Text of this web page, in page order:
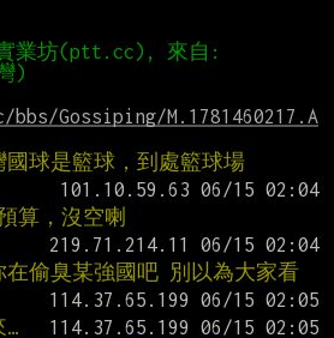
業坊(ptt.cc), 來自:
Gossiping/M.1781460217.A
球是籃球，到處籃球場
算，沒空喇
偷臭某強國吧 別以為大家看
…